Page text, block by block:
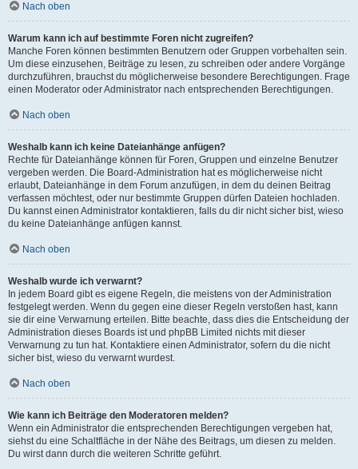
Nach oben
Warum kann ich auf bestimmte Foren nicht zugreifen?
Manche Foren können bestimmten Benutzern oder Gruppen vorbehalten sein.
Um diese einzusehen, Beiträge zu lesen, zu schreiben oder andere Vorgänge
durchzuführen, brauchst du möglicherweise besondere Berechtigungen. Frage
einen Moderator oder Administrator nach entsprechenden Berechtigungen.
Nach oben
Weshalb kann ich keine Dateianhänge anfügen?
Rechte für Dateianhänge können für Foren, Gruppen und einzelne Benutzer
vergeben werden. Die Board-Administration hat es möglicherweise nicht
erlaubt, Dateianhänge in dem Forum anzufügen, in dem du deinen Beitrag
verfassen möchtest, oder nur bestimmte Gruppen dürfen Dateien hochladen.
Du kannst einen Administrator kontaktieren, falls du dir nicht sicher bist, wieso
du keine Dateianhänge anfügen kannst.
Nach oben
Weshalb wurde ich verwarnt?
In jedem Board gibt es eigene Regeln, die meistens von der Administration
festgelegt werden. Wenn du gegen eine dieser Regeln verstoßen hast, kann
sie dir eine Verwarnung erteilen. Bitte beachte, dass dies die Entscheidung der
Administration dieses Boards ist und phpBB Limited nichts mit dieser
Verwarnung zu tun hat. Kontaktiere einen Administrator, sofern du die nicht
sicher bist, wieso du verwarnt wurdest.
Nach oben
Wie kann ich Beiträge den Moderatoren melden?
Wenn ein Administrator die entsprechenden Berechtigungen vergeben hat,
siehst du eine Schaltfläche in der Nähe des Beitrags, um diesen zu melden.
Du wirst dann durch die weiteren Schritte geführt.